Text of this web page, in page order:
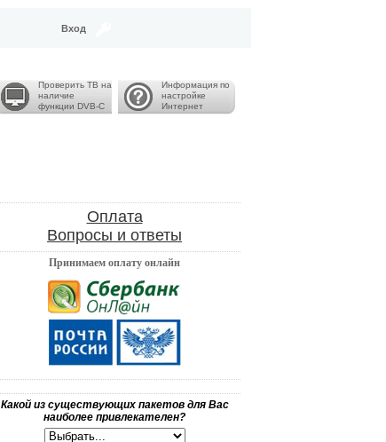
Вход
Проверить ТВ на
наличие
функции DVB-C
Информация по
настройке
Интернет
Оплата
Вопросы и ответы
Принимаем оплату онлайн
Какой из существующих пакетов для Вас
наиболее привлекателен?